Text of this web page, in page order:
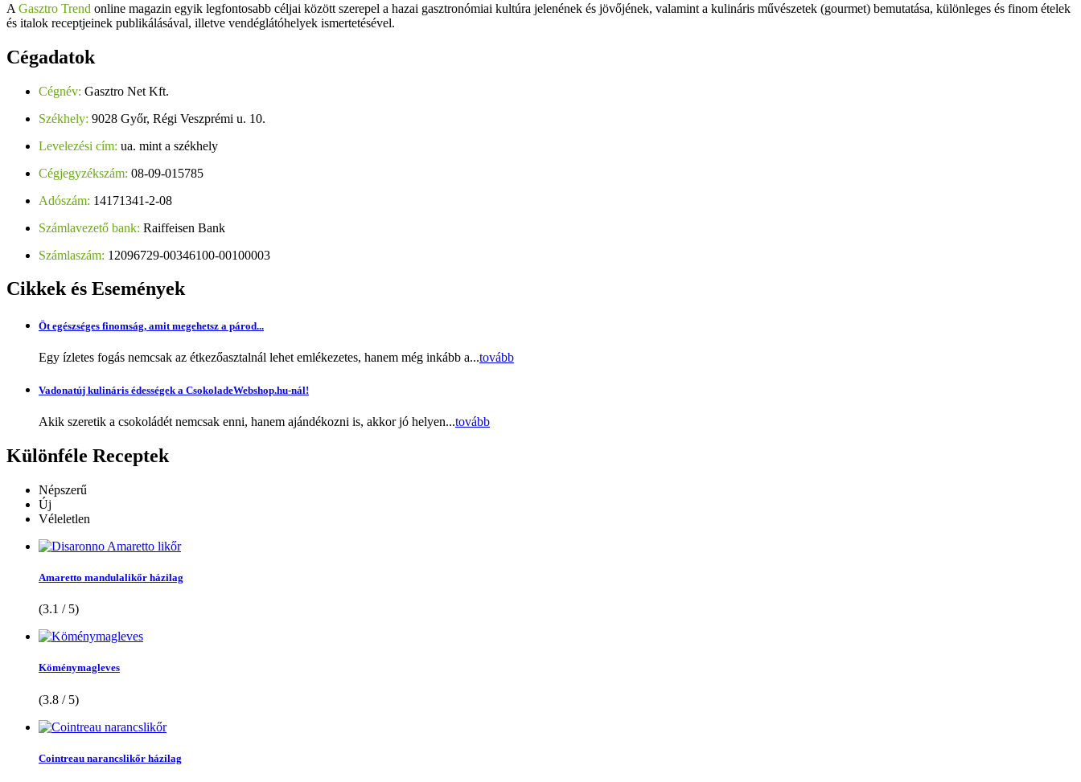
A Gasztro Trend online magazin egyik legfontosabb céljai között szerepel a hazai gasztronómiai kultúra jelenének és jövőjének, valamint a kulináris művészetek (gourmet) bemutatása, különleges és finom ételek
és italok receptjeinek publikálásával, illetve vendéglátóhelyek ismertetésével.
Cégadatok
Cégnév: Gasztro Net Kft.
Székhely: 9028 Győr, Régi Veszprémi u. 10.
Levelezési cím: ua. mint a székhely
Cégjegyzékszám: 08-09-015785
Adószám: 14171341-2-08
Számlavezető bank: Raiffeisen Bank
Számlaszám: 12096729-00346100-00100003
Cikkekés Események
Öt egészséges finomság, amit megehetsz a párod...
Egy ízletes fogás nemcsak az étkezőasztalnál lehet emlékezetes, hanem még inkább a...tovább
Vadonatúj kulináris édességek a CsokoladeWebshop.hu-nál!
Akik szeretik a csokoládét nemcsak enni, hanem ajándékozni is, akkor jó helyen...tovább
Különféle Receptek
Népszerű
Új
Véleletlen
Amaretto mandulalikőr házilag
(3.1 / 5)
Köménymagleves
(3.8 / 5)
Cointreau narancslikőr házilag